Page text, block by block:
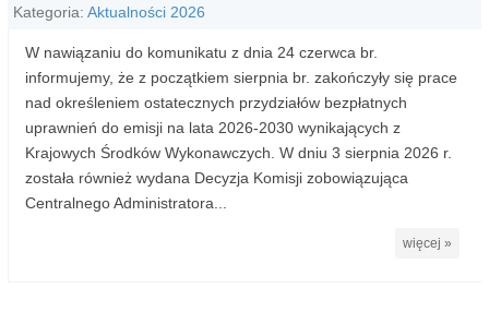
Kategoria: Aktualności 2026
W nawiązaniu do komunikatu z dnia 24 czerwca br.
informujemy, że z początkiem sierpnia br. zakończyły się prace
nad określeniem ostatecznych przydziałów bezpłatnych
uprawnień do emisji na lata 2026-2030 wynikających z
Krajowych Środków Wykonawczych. W dniu 3 sierpnia 2026 r.
została również wydana Decyzja Komisji zobowiązująca
Centralnego Administratora...
więcej »